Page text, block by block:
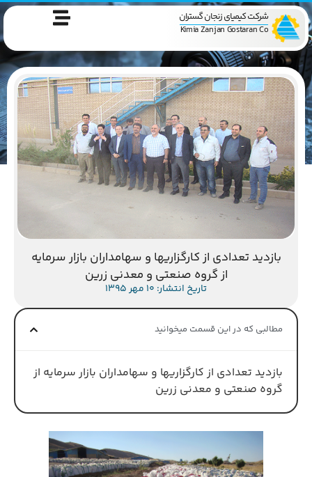
شرکت کیمیای زنجان گستران
Kimia Zanjan Gostaran Co
بازديد تعدادي از كارگزاريها و سهامداران بازار سرمايه
از گروه صنعتي و معدني زرين
تاریخ انتشار: 10 مهر 1395
مطالبی که در این قسمت میخوانید
بازديد تعدادي از كارگزاريها و سهامداران بازار سرمايه از
گروه صنعتي و معدني زرين